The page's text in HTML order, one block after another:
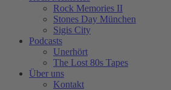
Rock Memories II
Stones Day München
Sigis City
Podcasts
Unerhört
The Lost 80s Tapes
Über uns
Kontakt